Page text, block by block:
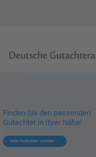
Finden Sie den passenden
Gutachter in Ihrer Nähe!
jetzt Gutachter suchen